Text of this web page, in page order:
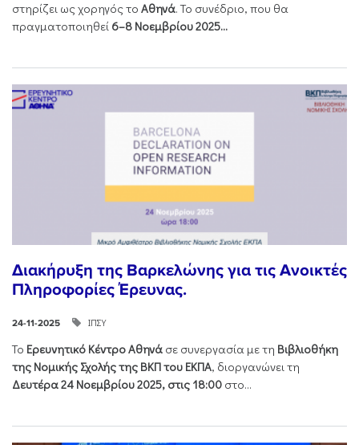
στηρίζει ως χορηγός το Αθηνά. Το συνέδριο, που θα
πραγματοποιηθεί 6–8 Νοεμβρίου 2025...
Διακήρυξη της Βαρκελώνης για τις Ανοικτές
Πληροφορίες Έρευνας.
24-11-2025 ΙΠΣΥ
Το Ερευνητικό Κέντρο Αθηνά σε συνεργασία με τη Βιβλιοθήκη
της Νομικής Σχολής της ΒΚΠ του ΕΚΠΑ, διοργανώνει τη
Δευτέρα 24 Νοεμβρίου 2025, στις 18:00 στο...